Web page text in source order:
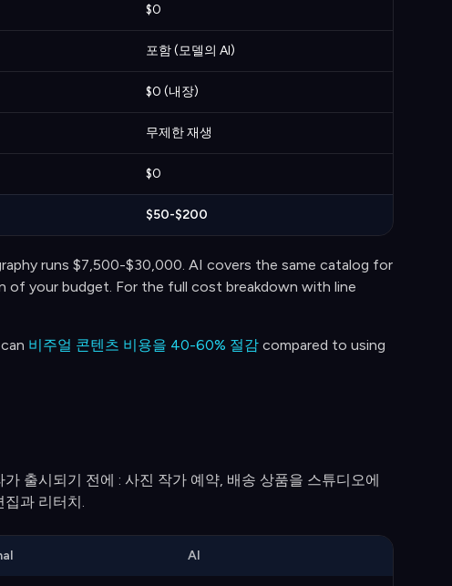
$0
포함 (모델의 AI)
$0 (내장)
무제한 재생
$0
$50-$200
runs $7,500-$30,000. AI covers the same catalog for
your budget. For the full cost breakdown with line
비주얼 콘텐츠 비용을 40-60% 절감 compared to using
출시되기 전에 : 사진 작가 예약, 배송 상품을 스튜디오에
과 리터치.
AI